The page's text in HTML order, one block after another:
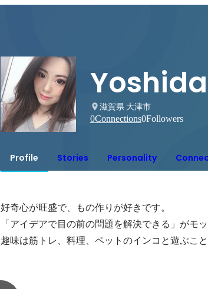
滋賀県 大津市
0Connections0Followers
Profile Stories Personality
好奇心が旺盛で、もの作りが好きです。
「アイデアで目の前の問題を解決できる」がモッ
趣味は筋トレ、料理、ペットのインコと遊ぶこと